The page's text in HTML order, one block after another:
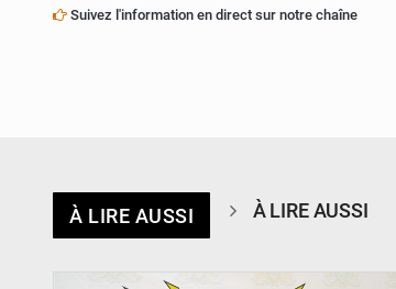
Suivez l'information en direct sur notre chaîne
À LIRE AUSSI À LIRE AUSSI